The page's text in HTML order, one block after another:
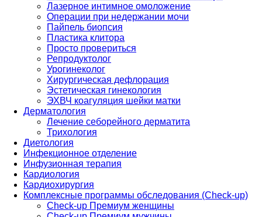
Лазерное интимное омоложение
Операции при недержании мочи
Пайпель биопсия
Пластика клитора
Просто провериться
Репродуктолог
Урогинеколог
Хирургическая дефлорация
Эстетическая гинекология
ЭХВЧ коагуляция шейки матки
Дерматология
Лечение себорейного дерматита
Трихология
Диетология
Инфекционное отделение
Инфузионная терапия
Кардиология
Кардиохирургия
Комплексные программы обследования (Check-up)
Check-up Премиум женщины